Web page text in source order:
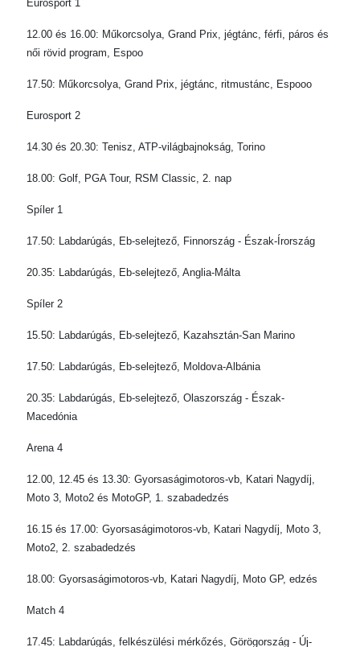
Eurosport 1
12.00 és 16.00: Műkorcsolya, Grand Prix, jégtánc, férfi, páros és
női rövid program, Espoo
17.50: Műkorcsolya, Grand Prix, jégtánc, ritmustánc, Espooo
Eurosport 2
14.30 és 20.30: Tenisz, ATP-világbajnokság, Torino
18.00: Golf, PGA Tour, RSM Classic, 2. nap
Spíler 1
17.50: Labdarúgás, Eb-selejtező, Finnország - Észak-Írország
20.35: Labdarúgás, Eb-selejtező, Anglia-Málta
Spíler 2
15.50: Labdarúgás, Eb-selejtező, Kazahsztán-San Marino
17.50: Labdarúgás, Eb-selejtező, Moldova-Albánia
20.35: Labdarúgás, Eb-selejtező, Olaszország - Észak-
Macedónia
Arena 4
12.00, 12.45 és 13.30: Gyorsaságimotoros-vb, Katari Nagydíj,
Moto 3, Moto2 és MotoGP, 1. szabadedzés
16.15 és 17.00: Gyorsaságimotoros-vb, Katari Nagydíj, Moto 3,
Moto2, 2. szabadedzés
18.00: Gyorsaságimotoros-vb, Katari Nagydíj, Moto GP, edzés
Match 4
17.45: Labdarúgás, felkészülési mérkőzés, Görögország - Új-